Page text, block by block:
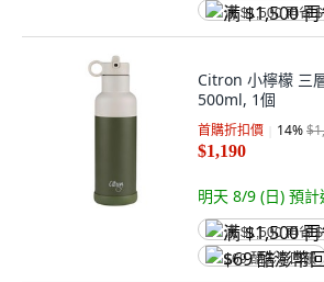
满 $1,500 再省
Citron 小檸檬 三
500ml, 1個
首購折扣價 14%
$1,190
明天 8/9 (日) 預計
满 $1,500 再省
$69 酷澎幣回饋